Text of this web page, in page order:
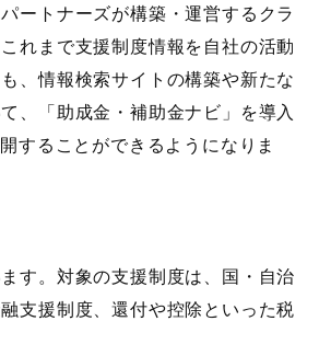
ートナーズが構築・運営するクラ
れまで支援制度情報を自社の活動
、情報検索サイトの構築や新たな
、「助成金・補助金ナビ」を導入
することができるようになりま
す。対象の支援制度は、国・自治
支援制度、還付や控除といった税